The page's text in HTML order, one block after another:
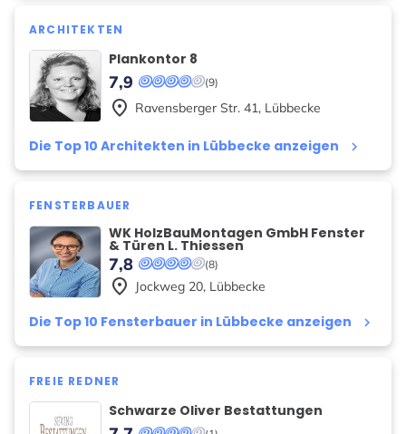
ARCHITEKTEN
Plankontor 8
(9)
7,9
Die Top 10 Architekten in Lübbecke anzeigen keyboard_arrow_right
place Ravensberger Str. 41, Lübbecke
FENSTERBAUER
WK HolzBauMontagen GmbH Fenster
& Türen L. Thiessen
(8)
7,8
Die Top 10 Fensterbauer in Lübbecke anzeigen keyboard_arrow_right
place Jockweg 20, Lübbecke
FREIE REDNER
Schwarze Oliver Bestattungen